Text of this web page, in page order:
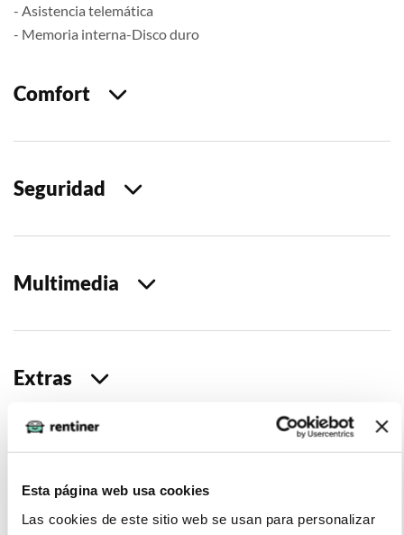
Esta página web usa cookies
Las cookies de este sitio web se usan para personalizar
- Asistencia telemática
- Memoria interna-Disco duro
Comfort
Seguridad
Multimedia
Extras
Opiniones
Miguel Moises (2022-11-19)